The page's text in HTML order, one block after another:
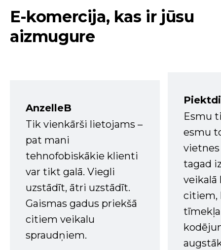
E-komercija, kas ir jūsu
aizmugure
AnzelleB
Tik vienkārši lietojams –
pat mani
tehnofobiskākie klienti
var tikt galā. Viegli
uzstādīt, ātri uzstādīt.
Gaismas gadus priekšā
citiem veikalu
spraudņiem.
Esmu
esmu
tagad
veikalā
citiem,
tīmekļa